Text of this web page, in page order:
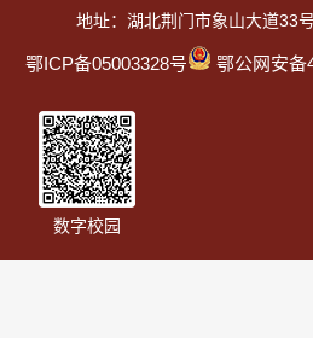
地址：湖北荆门市象山大道
鄂ICP备05003328号 鄂公网安备
数字校园